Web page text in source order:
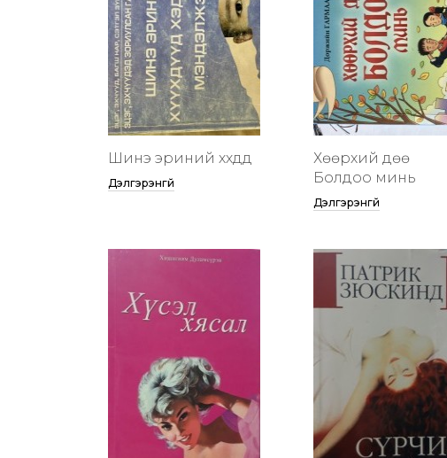
Шинэ эриний хүүхдүүд
Дэлгэрэнгүй
Хөөрхий дөө
Болдоо минь
Дэлгэрэнгүй